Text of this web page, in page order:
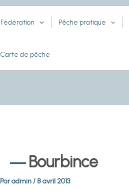
Fédération Pêche pratique
Carte de pêche
Bourbince
Paradmin/ 8 avril 2013